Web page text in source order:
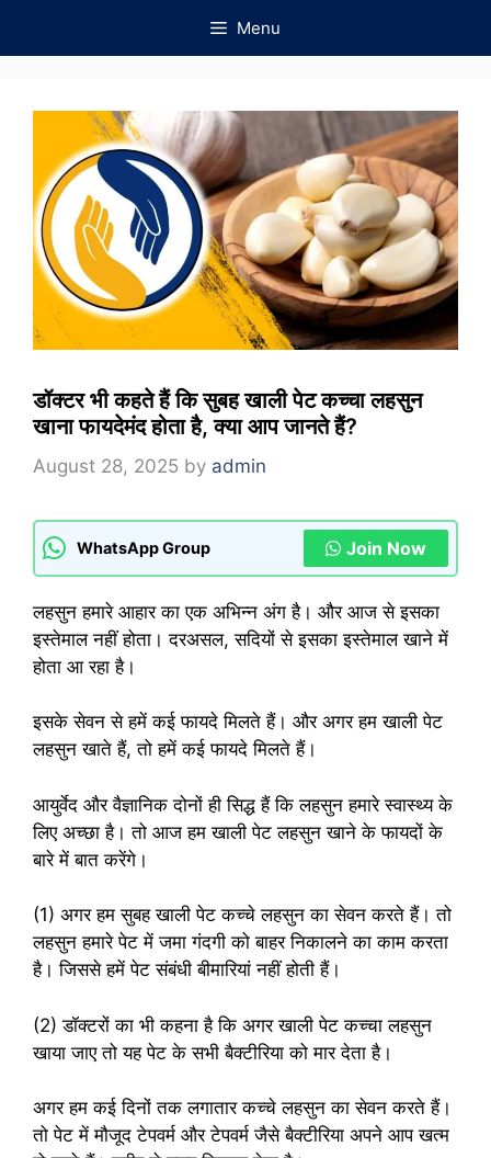
Menu
डॉक्टर भी कहते हैं कि सुबह खाली पेट कच्चा लहसुन
खाना फायदेमंद होता है, क्या आप जानते हैं?
August 28, 2025 by admin
WhatsApp Group Join Now
लहसुन हमारे आहार का एक अभिन्न अंग है। और आज से इसका
इस्तेमाल नहीं होता। दरअसल, सदियों से इसका इस्तेमाल खाने में
होता आ रहा है।
इसके सेवन से हमें कई फायदे मिलते हैं। और अगर हम खाली पेट
लहसुन खाते हैं, तो हमें कई फायदे मिलते हैं।
आयुर्वेद और वैज्ञानिक दोनों ही सिद्ध हैं कि लहसुन हमारे स्वास्थ्य के
लिए अच्छा है। तो आज हम खाली पेट लहसुन खाने के फायदों के
बारे में बात करेंगे।
(1) अगर हम सुबह खाली पेट कच्चे लहसुन का सेवन करते हैं। तो
लहसुन हमारे पेट में जमा गंदगी को बाहर निकालने का काम करता
है। जिससे हमें पेट संबंधी बीमारियां नहीं होती हैं।
(2) डॉक्टरों का भी कहना है कि अगर खाली पेट कच्चा लहसुन
खाया जाए तो यह पेट के सभी बैक्टीरिया को मार देता है।
अगर हम कई दिनों तक लगातार कच्चे लहसुन का सेवन करते हैं।
तो पेट में मौजूद टेपवर्म और टेपवर्म जैसे बैक्टीरिया अपने आप खत्म